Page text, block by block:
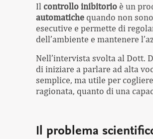
Il controllo inibitorio è un
automatiche quando non
esecutive e permette di
dell’ambiente e mantenere
Nell’intervista svolta al Dott.
di iniziare a parlare ad alta
semplice, ma utile per
ragionata, quanto di una
Il problema